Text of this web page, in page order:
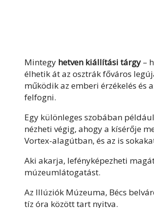
Mintegy hetven kiállítási tárgy –
élhetik át az osztrák főváros
működik az emberi érzékelés és
felfogni.
Egy különleges szobában
nézheti végig, ahogy a kísérője
Vortex-alagútban, és az is
Aki akarja, lefényképezheti
múzeumlátogatást.
Az Illúziók Múzeuma, Bécs
tíz óra között tart nyitva.